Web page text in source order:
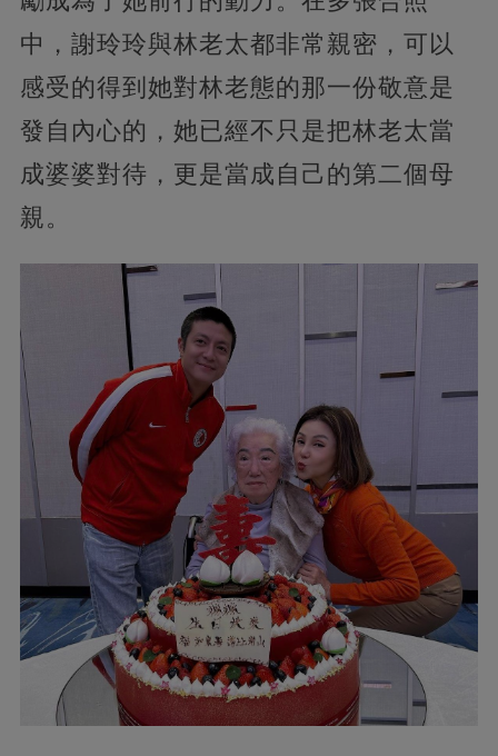
中，謝玲玲與林老太都非常親密，可以
感受的得到她對林老態的那一份敬意是
發自內心的，她已經不只是把林老太當
成婆婆對待，更是當成自己的第二個母
親。